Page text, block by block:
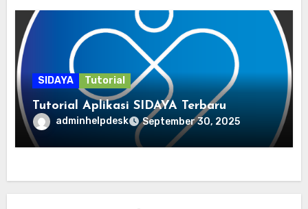
SIDAYA Tutorial
Tutorial Aplikasi SIDAYA Terbaru
adminhelpdesk September 30, 2025